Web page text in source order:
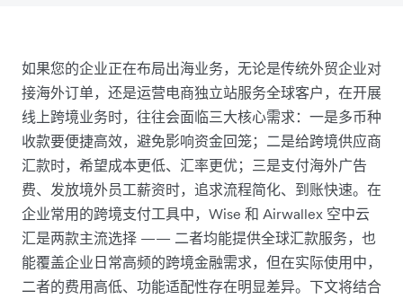
如果您的企业正在布局出海业务，无论是传统外贸企业对
接海外订单，还是运营电商独立站服务全球客户，在开展
线上跨境业务时，往往会面临三大核心需求：一是多币种
收款要便捷高效，避免影响资金回笼；二是给跨境供应商
汇款时，希望成本更低、汇率更优；三是支付海外广告
费、发放境外员工薪资时，追求流程简化、到账快速。​在
企业常用的跨境支付工具中，Wise 和 Airwallex 空中云
汇是两款主流选择 —— 二者均能提供全球汇款服务，也
能覆盖企业日常高频的跨境金融需求，但在实际使用中，
二者的费用高低、功能适配性存在明显差异。下文将结合